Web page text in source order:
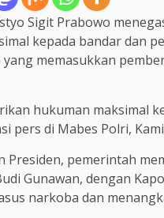
Sigit Prabowo
kepada bandar dan
memasukkan
hukuman maksimal
pers di Mabes Polri,
Presiden, pemerintah
Gunawan, dengan
narkoba dan